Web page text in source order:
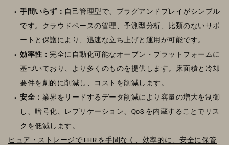
手間いらず： 自己管理型で、プラグアンドプレイがシンプル
です。クラウドベースの管理、予測型分析、比類のないサポ
ートと保護により、迅速な立ち上げと運用が可能です。
効率性： 完全に自動化可能なオープン・プラットフォームに
基づいており、より多くのものを提供します。床面積と冷却
要件を劇的に削減し、コストを削減します。
安全： 業界をリードするデータ削減により容量の増大を制御
し、暗号化、レプリケーション、QoS を内蔵することでリス
クを低減します。
ピュア・ストレージで EHR を手間なく、効率的に、安全に保管